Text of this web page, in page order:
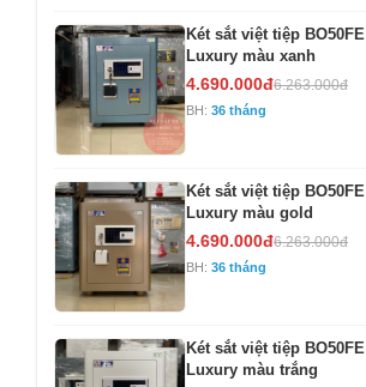
Két sắt việt tiệp BO50FE
Luxury màu xanh
4.690.000đ6.263.000đ
BH: 36 tháng
Két sắt việt tiệp BO50FE
Luxury màu gold
4.690.000đ6.263.000đ
BH: 36 tháng
Két sắt việt tiệp BO50FE
Luxury màu trắng